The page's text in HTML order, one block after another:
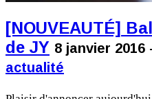
[NOUVEAUTÉ]
de JY 8 janvier 2016
actualité